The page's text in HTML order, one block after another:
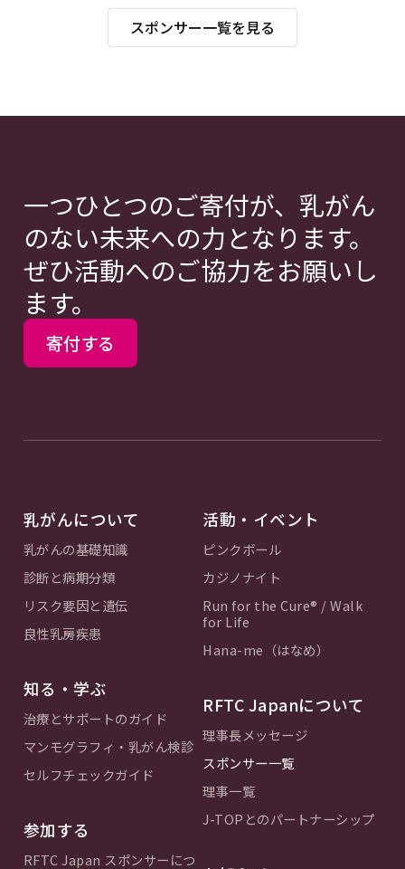
スポンサー一覧を見る
一つひとつのご寄付が、乳がん
のない未来への力となります。
ぜひ活動へのご協力をお願いし
ます。
寄付する
乳がんについて
乳がんの基礎知識
診断と病期分類
リスク要因と遺伝
良性乳房疾患
知る・学ぶ
治療とサポートのガイド
マンモグラフィ・乳がん検診
セルフチェックガイド
参加する
RFTC Japan スポンサーにつ
活動・イベント
ピンクボール
カジノナイト
Run for the Cure® / Walk
for Life
Hana-me（はなめ）
RFTC Japanについて
理事長メッセージ
スポンサー一覧
理事一覧
J-TOPとのパートナーシップ